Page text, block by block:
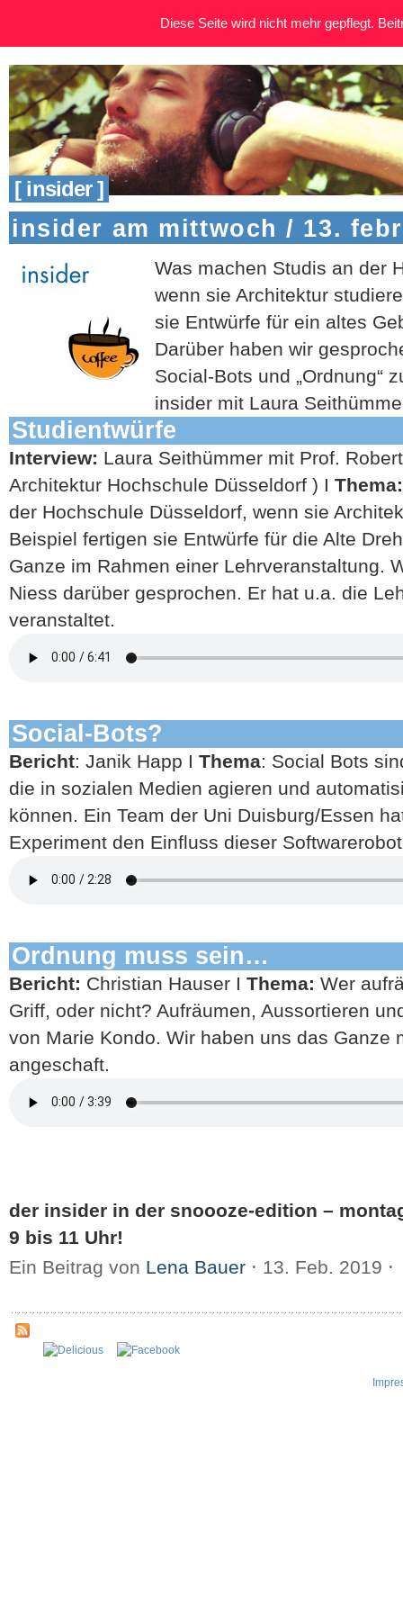
[ insider ]
insider am mittwoch / 13.
Was machen Studis an der
wenn sie Architektur
sie Entwürfe für ein altes
Darüber haben wir
Social-Bots und „Ordnung“
insider mit Laura
Studientwürfe
Interview: Laura Seithümmer mit Prof.
Architektur Hochschule Düsseldorf ) I
der Hochschule Düsseldorf, wenn sie
Beispiel fertigen sie Entwürfe für die Alte
Ganze im Rahmen einer Lehrveranstaltung.
Niess darüber gesprochen. Er hat u.a. die
veranstaltet.
Social-Bots?
Bericht: Janik Happ I Thema: Social Bots
die in sozialen Medien agieren und
können. Ein Team der Uni Duisburg/Essen
Experiment den Einfluss dieser
Ordnung muss sein…
Bericht: Christian Hauser I Thema: Wer
Griff, oder nicht? Aufräumen, Aussortieren
von Marie Kondo. Wir haben uns das Ganze
angeschaft.
der insider in der snoooze-edition –
9 bis 11 Uhr!
Ein Beitrag von Lena Bauer ⋅ 13. Feb. 2019 ⋅
Diese Seite wird nicht mehr gepflegt.